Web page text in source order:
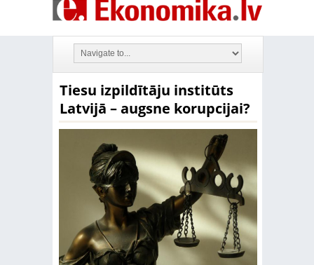
Tiesu izpildītāju institūts
Latvijā – augsne korupcijai?